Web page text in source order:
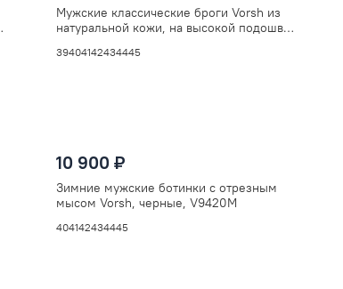
Мужские классические броги Vorsh из
натуральной кожи, на высокой подошве,
39404142434445
10 900 ₽
Зимние мужские ботинки с отрезным
мысом Vorsh, черные, V9420M
404142434445